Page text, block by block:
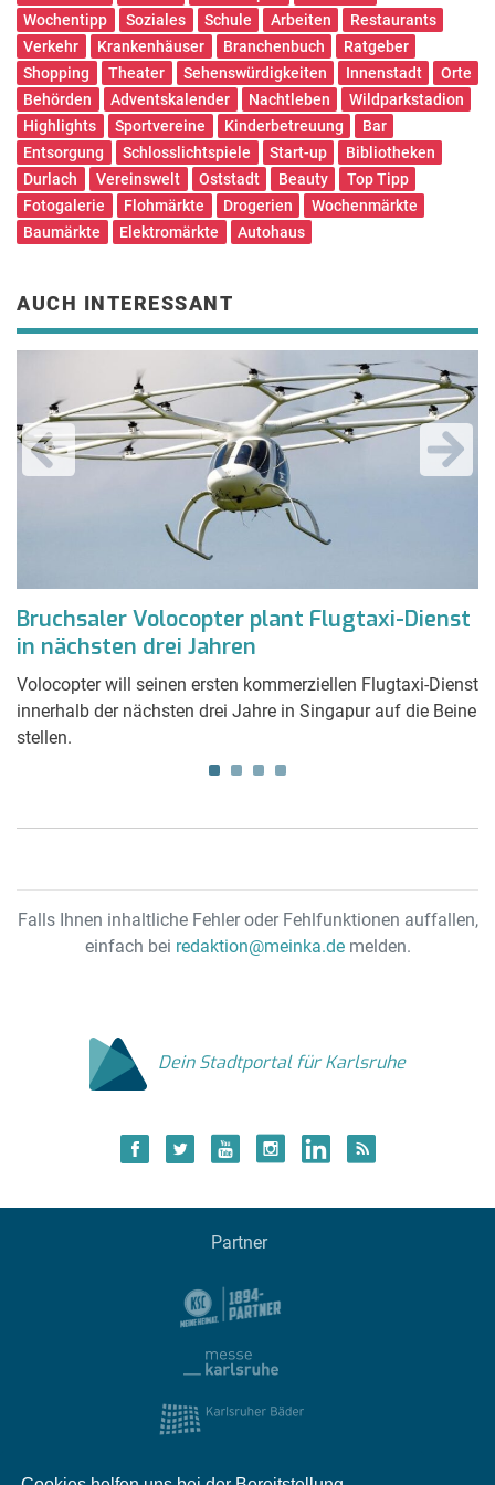
Wochentipp
Soziales Schule Arbeiten
Restaurants
Verkehr
Krankenhäuser Branchenbuch
Ratgeber
Shopping
Theater Sehenswürdigkeiten Innenstadt
Orte
Behörden
Adventskalender Nachtleben
Wildparkstadion
Highlights
Sportvereine Kinderbetreuung
Bar
Entsorgung
Schlosslichtspiele Start-up
Bibliotheken
Durlach
Vereinswelt Oststadt Beauty
Top Tipp
Fotogalerie
Flohmärkte Drogerien
Wochenmärkte
Baumärkte
Elektromärkte Autohaus
AUCH INTERESSANT
Bruchsaler Volocopter plant Flugtaxi-Dienst
in nächsten drei Jahren
Volocopter will seinen ersten kommerziellen Flugtaxi-Dienst
innerhalb der nächsten drei Jahre in Singapur auf die Beine
stellen.
Falls Ihnen inhaltliche Fehler oder Fehlfunktionen auffallen,
einfach bei redaktion@meinka.demelden.
Dein Stadtportal für Karlsruhe
Partner